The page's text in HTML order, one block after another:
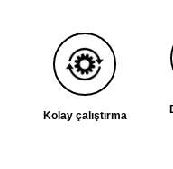
Kolay çalıştırma